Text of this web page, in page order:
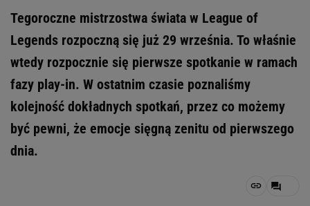
Tegoroczne mistrzostwa świata w League of
Legends rozpoczną się już 29 września. To właśnie
wtedy rozpocznie się pierwsze spotkanie w ramach
fazy play-in. W ostatnim czasie poznaliśmy
kolejność dokładnych spotkań, przez co możemy
być pewni, że emocje sięgną zenitu od pierwszego
dnia.